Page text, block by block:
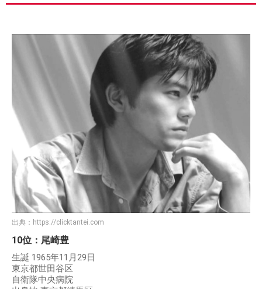
出典： https://clicktantei.com
10位：尾崎豊
生誕 1965年11月29日
東京都世田谷区
自衛隊中央病院